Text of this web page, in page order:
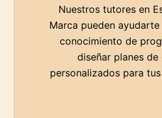
Nuestros tutores en
Marca pueden
conocimiento de
diseñar planes de
personalizados para